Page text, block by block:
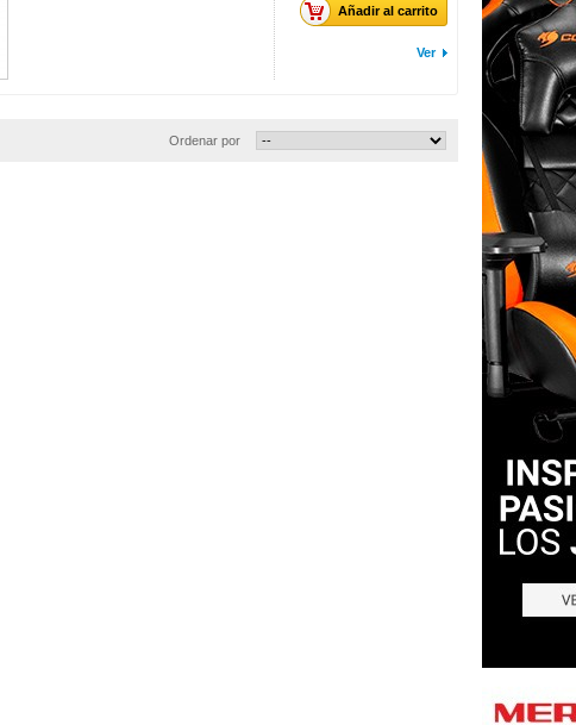
Añadir al carrito
Ver
Ordenar por